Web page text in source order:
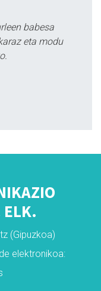
babesa
eta modu
ELK.
(Gipuzkoa)
elektronikoa: